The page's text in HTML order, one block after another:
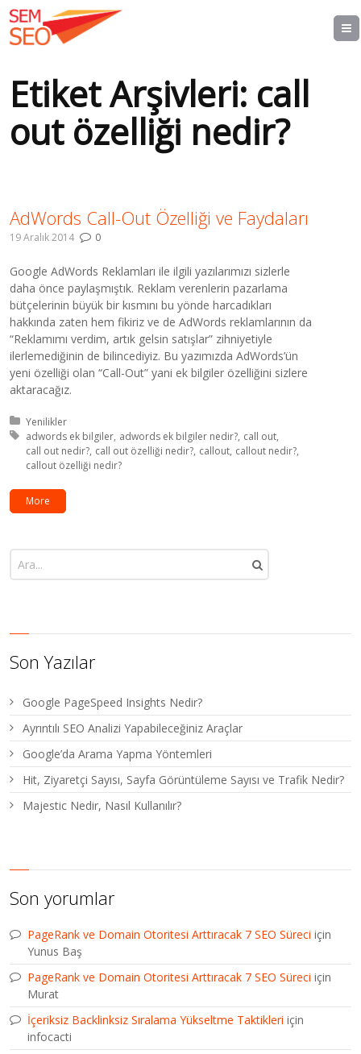
Etiket Arşivleri: call
out özelliği nedir?
AdWords Call-Out Özelliği ve Faydaları
19 Aralık 2014 0
Google AdWords Reklamları ile ilgili yazılarımızı sizlerle
daha önce paylaşmıştık. Reklam verenlerin pazarlama
bütçelerinin büyük bir kısmını bu yönde harcadıkları
hakkında zaten hem fikiriz ve de AdWords reklamlarının da
“Reklamımı verdim, artık gelsin satışlar” zihniyetiyle
ilerlemediğinin de bilincediyiz. Bu yazımızda AdWords’ün
yeni özelliği olan “Call-Out” yani ek bilgiler özelliğini sizlere
aktaracağız.
Kategori:
Yenilikler
Etiket:
adwords ek bilgiler adwords ek bilgiler nedir? call out
call out nedir? call out özelliği nedir? callout callout nedir?
callout özelliği nedir?
More
Son Yazılar
Google PageSpeed Insights Nedir?
Ayrıntılı SEO Analizi Yapabileceğiniz Araçlar
Google’da Arama Yapma Yöntemleri
Hit, Ziyaretçi Sayısı, Sayfa Görüntüleme Sayısı ve Trafik Nedir?
Majestic Nedir, Nasıl Kullanılır?
Son yorumlar
PageRank ve Domain Otoritesi Arttıracak 7 SEO Süreci için
Yunus Baş
PageRank ve Domain Otoritesi Arttıracak 7 SEO Süreci için
Murat
İçeriksiz Backlinksiz Sıralama Yükseltme Taktikleri için
infocacti